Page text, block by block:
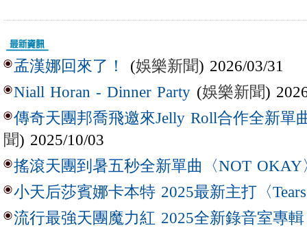
孟漢娜回來了！ (娛樂新聞) 2026/03/31
Niall Horan - Dinner Party (娛樂新聞)
傳奇天團邦喬飛邀來Jelly Roll合作全新單
聞) 2025/10/03
搖滾天團到暑五秒全新單曲〈NOT OKAY
小天后莎賓娜卡本特 2025最新主打〈
流行最強天團魔力紅 2025全新錄音室專